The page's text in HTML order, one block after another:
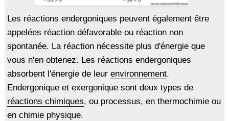
Les réactions endergoniques peuvent également être
appelées réaction défavorable ou réaction non
spontanée. La réaction nécessite plus d'énergie que
vous n'en obtenez. Les réactions endergoniques
absorbent l'énergie de leur environnement.
Endergonique et exergonique sont deux types de
réactions chimiques, ou processus, en thermochimie ou
en chimie physique.